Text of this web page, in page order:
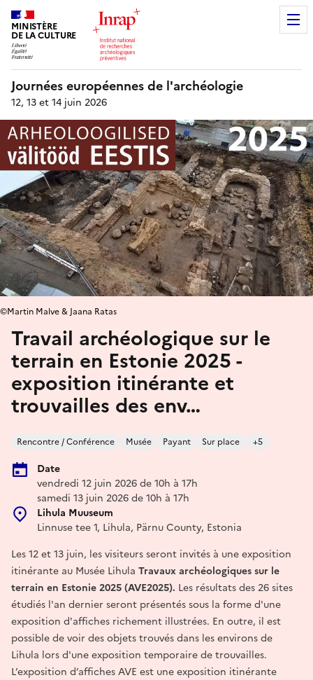
MINISTÈRE
DE LA CULTURE
Journées européennes de l'archéologie
12, 13 et 14 juin 2026
Travail archéologique sur le
terrain en Estonie 2025 -
exposition itinérante et
trouvailles des env…
Rencontre / Conférence Musée Payant Sur place +5
Date
vendredi 12 juin 2026 de 10h à 17h
samedi 13 juin 2026 de 10h à 17h
Lihula Muuseum
Linnuse tee 1, Lihula, Pärnu County, Estonia
©Martin Malve & Jaana Ratas
Les 12 et 13 juin, les visiteurs seront invités à une exposition
itinérante au Musée Lihula Travaux archéologiques sur le
terrain en Estonie 2025 (AVE2025). Les résultats des 26 sites
étudiés l'an dernier seront présentés sous la forme d'une
exposition d'affiches richement illustrées. En outre, il est
possible de voir des objets trouvés dans les environs de
Lihula lors d'une exposition temporaire de trouvailles.
L’exposition d’affiches AVE est une exposition itinérante